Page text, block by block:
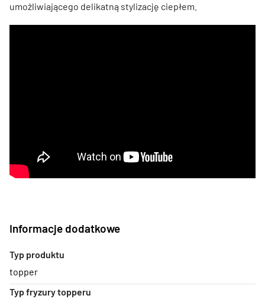
umożliwiającego delikatną stylizację ciepłem.
Informacje dodatkowe
Typ produktu
topper
Typ fryzury topperu